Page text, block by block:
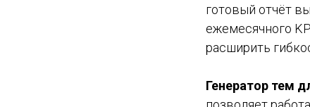
готовый отчёт
ежемесячного
расширить
Генератор тем